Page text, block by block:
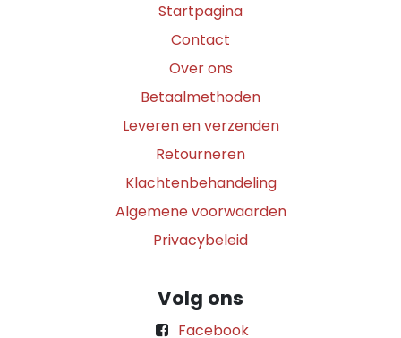
Startpagina
Contact
Over ons
Betaalmethoden
Leveren en verzenden
Retourneren
Klachtenbehandeling
Algemene voorwaarden
Privacybeleid
Volg ons
Facebook